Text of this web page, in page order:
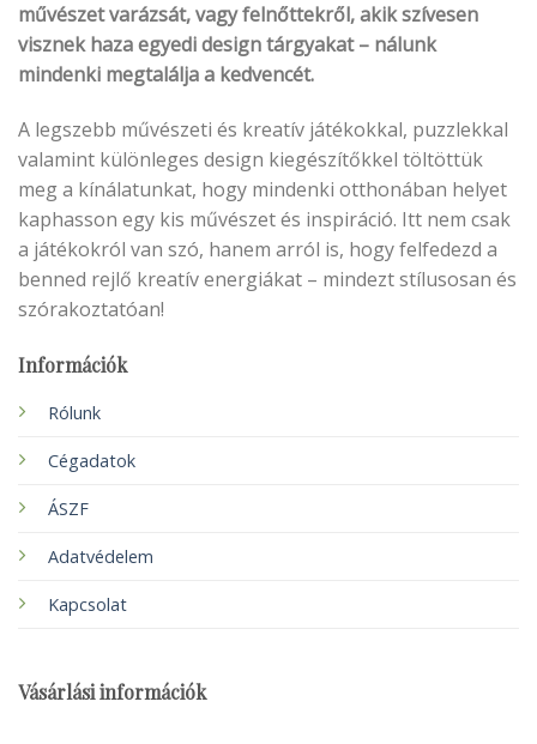
művészet varázsát, vagy felnőttekről, akik szívesen
visznek haza egyedi design tárgyakat – nálunk
mindenki megtalálja a kedvencét.
A legszebb művészeti és kreatív játékokkal, puzzlekkal
valamint különleges design kiegészítőkkel töltöttük
meg a kínálatunkat, hogy mindenki otthonában helyet
kaphasson egy kis művészet és inspiráció. Itt nem csak
a játékokról van szó, hanem arról is, hogy felfedezd a
benned rejlő kreatív energiákat – mindezt stílusosan és
szórakoztatóan!
Információk
Rólunk
Cégadatok
ÁSZF
Adatvédelem
Kapcsolat
Vásárlási információk